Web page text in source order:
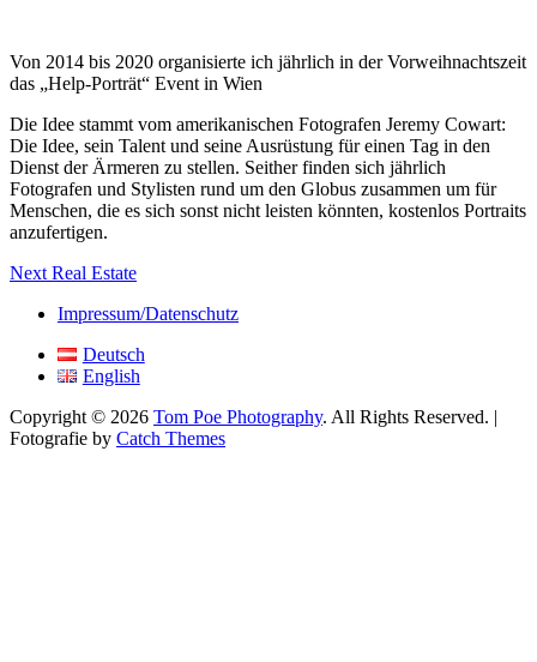
Von 2014 bis 2020 organisierte ich jährlich in der Vorweihnachtszeit
das „Help-Porträt“ Event in Wien
Die Idee stammt vom amerikanischen Fotografen Jeremy Cowart:
Die Idee, sein Talent und seine Ausrüstung für einen Tag in den
Dienst der Ärmeren zu stellen. Seither finden sich jährlich
Fotografen und Stylisten rund um den Globus zusammen um für
Menschen, die es sich sonst nicht leisten könnten, kostenlos Portraits
anzufertigen.
Beitrags-
Navigation
Next Next
Real Estate
Impressum/Datenschutz
Deutsch
English
Copyright © 2026 Tom Poe Photography. All Rights Reserved. |
Fotografie by Catch Themes